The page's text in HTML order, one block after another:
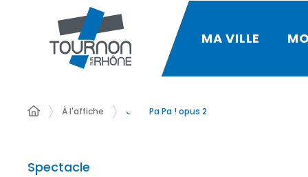
MA VILLE
À l'affiche Oum Pa Pa ! opus 2
Spectacle